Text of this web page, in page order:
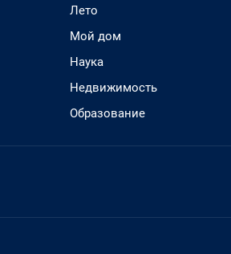
Лето
Мой дом
Наука
Недвижимость
Образование